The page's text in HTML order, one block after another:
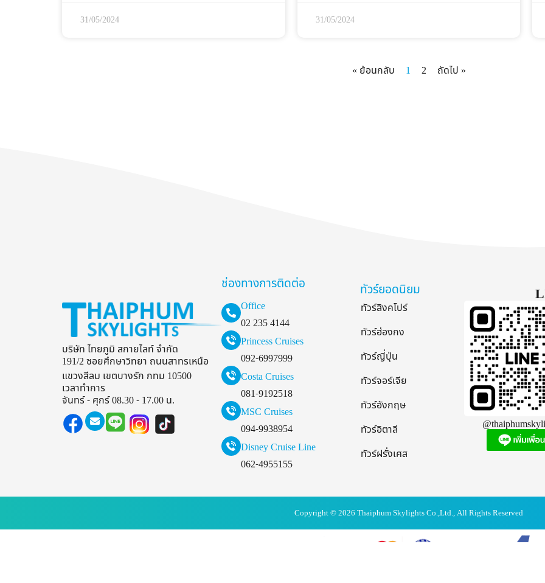
31/05/2024 31/05/2024
« ย้อนกลับ 1 2 ถัดไป »
บริษัท ไทยภูมิ สกายไลท์ จำกัด
191/2 ซอยศึกษาวิทยา ถนนสาทรเหนือ
แขวงสีลม เขตบางรัก กทม 10500
เวลาทำการ
จันทร์ - ศุกร์ 08.30 - 17.00 น.
ช่องทางการติดต่อ
Office
02 235 4144
Princess Cruises
092-6997999
Costa Cruises
081-9192518
MSC Cruises
094-9938954
Disney Cruise Line
062-4955155
ทัวร์ยอดนิยม
ทัวร์สิงคโปร์
ทัวร์ฮ่องกง
ทัวร์ญี่ปุ่น
ทัวร์จอร์เจีย
ทัวร์อังกฤษ
ทัวร์อิตาลี
ทัวร์ฝรั่งเศส
Copyright © 2026 Thaiphum Skylights Co.,Ltd., All Rights Reserved